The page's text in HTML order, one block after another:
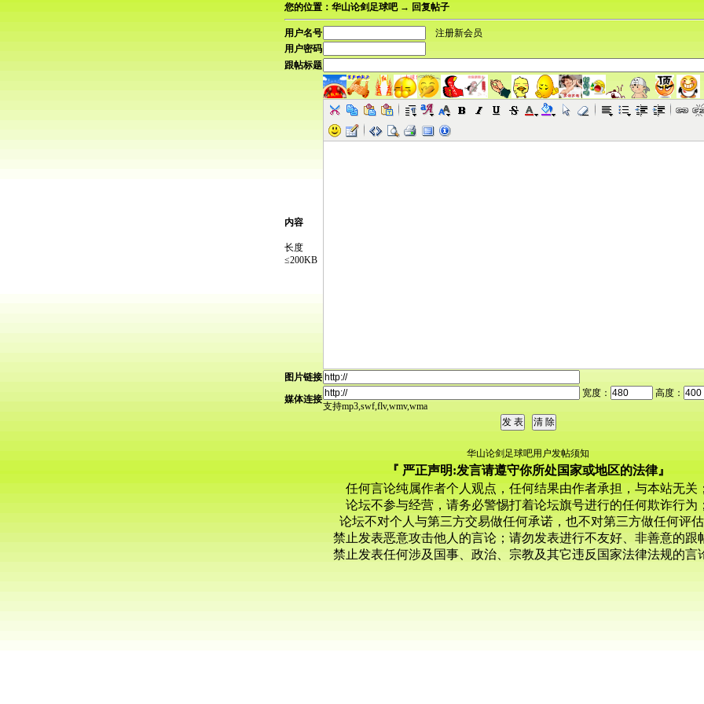
您的位置：华山论剑足球吧 → 回复帖子
用户名号
注册新会员
用户密码
跟帖标题
内容
长度
≤200KB
图片链接
媒体连接
宽度：
高度：
支持mp3,swf,flv,wmv,wma
华山论剑足球吧用户发帖须知
『 严正声明:发言请遵守你所处国家或地区的法律』
任何言论纯属作者个人观点，任何结果由作者承担，与本站无关；
论坛不参与经营，请务必警惕打着论坛旗号进行的任何欺诈行为；
论坛不对个人与第三方交易做任何承诺，也不对第三方做任何评估
禁止发表恶意攻击他人的言论；请勿发表进行不友好、非善意的跟
禁止发表任何涉及国事、政治、宗教及其它违反国家法律法规的言